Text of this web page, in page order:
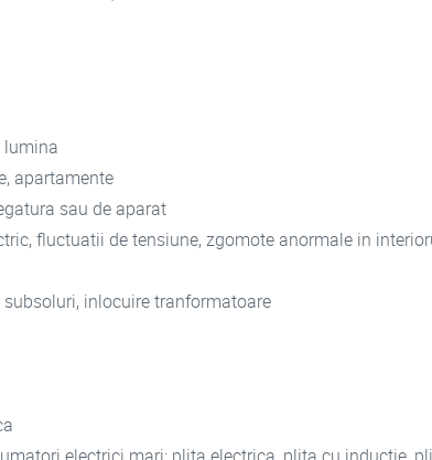
lumina
apartamente
sau de aparat
fluctuatii de tensiune, zgomote anormale in
inlocuire tranformatoare